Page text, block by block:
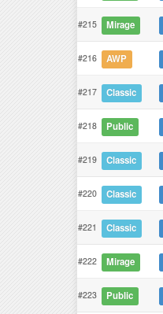
#215 Mirage
#216 AWP
#217 Classic
#218 Public
#219 Classic
#220 Classic
#221 Classic
#222 Mirage
#223 Public